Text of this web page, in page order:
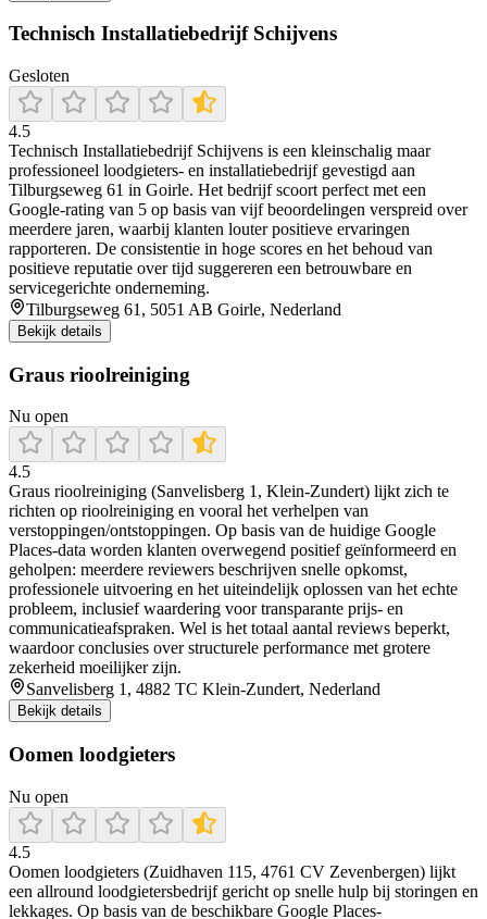
Technisch Installatiebedrijf Schijvens
Gesloten
4.5
Technisch Installatiebedrijf Schijvens is een kleinschalig maar
professioneel loodgieters- en installatiebedrijf gevestigd aan
Tilburgseweg 61 in Goirle. Het bedrijf scoort perfect met een
Google-rating van 5 op basis van vijf beoordelingen verspreid over
meerdere jaren, waarbij klanten louter positieve ervaringen
rapporteren. De consistentie in hoge scores en het behoud van
positieve reputatie over tijd suggereren een betrouwbare en
servicegerichte onderneming.
Tilburgseweg 61, 5051 AB Goirle, Nederland
Bekijk details
Graus rioolreiniging
Nu open
4.5
Graus rioolreiniging (Sanvelisberg 1, Klein-Zundert) lijkt zich te
richten op rioolreiniging en vooral het verhelpen van
verstoppingen/ontstoppingen. Op basis van de huidige Google
Places-data worden klanten overwegend positief geïnformeerd en
geholpen: meerdere reviewers beschrijven snelle opkomst,
professionele uitvoering en het uiteindelijk oplossen van het echte
probleem, inclusief waardering voor transparante prijs- en
communicatieafspraken. Wel is het totaal aantal reviews beperkt,
waardoor conclusies over structurele performance met grotere
zekerheid moeilijker zijn.
Sanvelisberg 1, 4882 TC Klein-Zundert, Nederland
Bekijk details
Oomen loodgieters
Nu open
4.5
Oomen loodgieters (Zuidhaven 115, 4761 CV Zevenbergen) lijkt
een allround loodgietersbedrijf gericht op snelle hulp bij storingen en
lekkages. Op basis van de beschikbare Google Places-